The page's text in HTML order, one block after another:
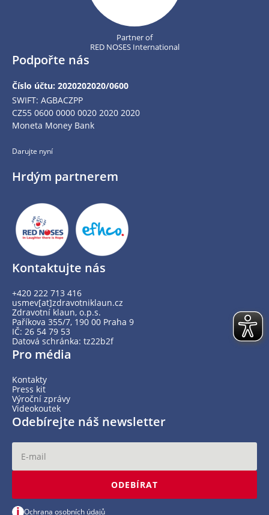
Partner of
RED NOSES International
Podpořte nás
Číslo účtu: 2020202020/0600
SWIFT: AGBACZPP
CZ55 0600 0000 0020 2020 2020
Moneta Money Bank
Darujte nyní
Hrdým partnerem
Kontaktujte nás
+420 222 713 416
usmev[at]zdravotniklaun.cz
Zdravotní klaun, o.p.s.
Paříkova 355/7, 190 00 Praha 9
IČ: 26 54 79 53
Datová schránka: tz22b2f
Pro média
Kontakty
Press kit
Výroční zprávy
Videokoutek
Odebírejte náš newsletter
ODEBÍRAT
Ochrana osobních údajů